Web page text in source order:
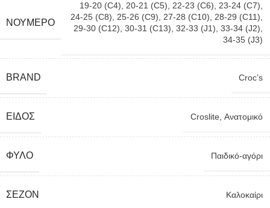
ΝΟΎΜΕΡΟ
19-20 (C4), 20-21 (C5), 22-23 (C6), 23-24 (C7),
24-25 (C8), 25-26 (C9), 27-28 (C10), 28-29 (C11),
29-30 (C12), 30-31 (C13), 32-33 (J1), 33-34 (J2),
34-35 (J3)
BRAND Croc’s
ΕΊΔΟΣ Croslite, Ανατομικό
ΦΎΛΟ Παιδικό-αγόρι
ΣΕΖΌΝ Καλοκαίρι